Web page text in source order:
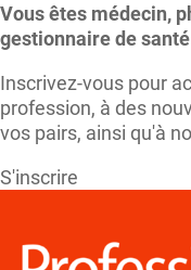
Vous êtes médecin,
gestionnaire de
Inscrivez-vous pour
profession, à des
vos pairs, ainsi qu'à
S'inscrire